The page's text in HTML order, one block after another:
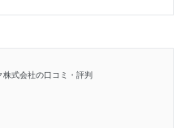
式会社の口コミ・評判